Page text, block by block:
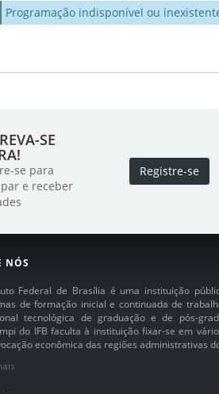
Programação indisponível ou
SE
se para
e receber
Registre-se
NÓS
Federal de Brasília é uma instituição
de formação inicial e continuada de
tecnológica de graduação e de pós-
do IFB faculta à instituição fixar-se em
econômica das regiões administrativas